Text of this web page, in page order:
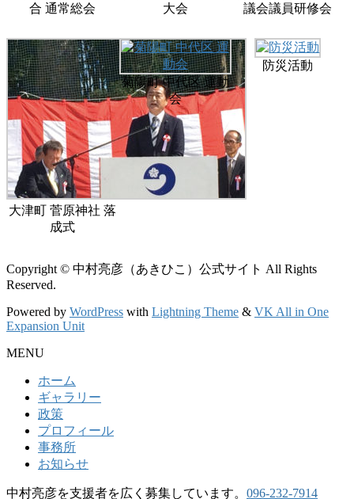
合 通常総会
大会
議会議員研修会
大津町 菅原神社 落
成式
菊陽町 中代区 運動
会
防災活動
Copyright © 中村亮彦（あきひこ）公式サイト All Rights
Reserved.
Powered by WordPress with Lightning Theme & VK All in One
Expansion Unit
MENU
ホーム
ギャラリー
政策
プロフィール
事務所
お知らせ
中村亮彦を支援者を広く募集しています。 096-232-7914